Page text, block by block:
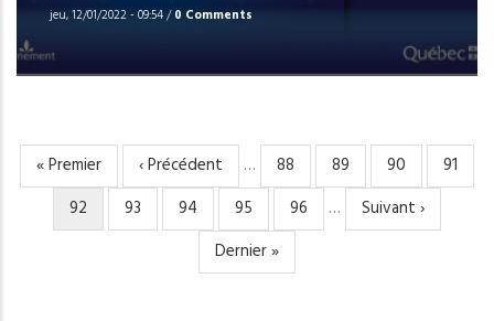
jeu, 12/01/2022 - 09:54/0 Comments
PAGINATION
Première
page
« Premier
Page
précédente
‹ Précédent … Page
88 Page
89 Page
90 Page
91
Page
courante
92 Page
93 Page
94 Page
95 Page
96 …
Page
suivante
Suivant ›
Dernière
page
Dernier »